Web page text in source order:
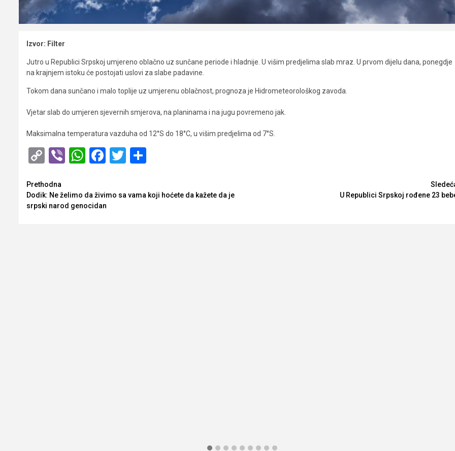
Izvor: Filter
Jutro u Republici Srpskoj umjereno oblačno uz sunčane periode i hladnije. U višim predjelima slab mraz. U prvom dijelu dana, ponegdje
na krajnjem istoku će postojati uslovi za slabe padavine.
Tokom dana sunčano i malo toplije uz umjerenu oblačnost, prognoza je Hidrometeorološkog zavoda.
Vjetar slab do umjeren sjevernih smjerova, na planinama i na jugu povremeno jak.
Maksimalna temperatura vazduha od 12°S do 18°C, u višim predjelima od 7°S.
CopyViberWhatsApp
Facebook
Twitter
Opširnije
Prethodna
Dodik: Ne želimo da živimo sa vama koji hoćete da kažete da je
srpski narod genocidan
U Republici Srpskoj rođene 23